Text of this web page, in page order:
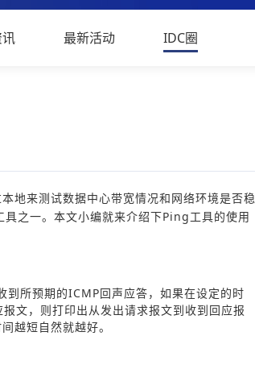
最新活动 IDC圈
地来测试数据中心带宽情况和网络环境是否稳
之一。本文小编就来介绍下Ping工具的使用
所预期的ICMP回声应答，如果在设定的时
文，则打印出从发出请求报文到收到回应报
越短自然就越好。